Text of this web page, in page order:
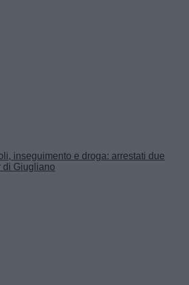
inseguimento e droga: arrestati due
di Giugliano